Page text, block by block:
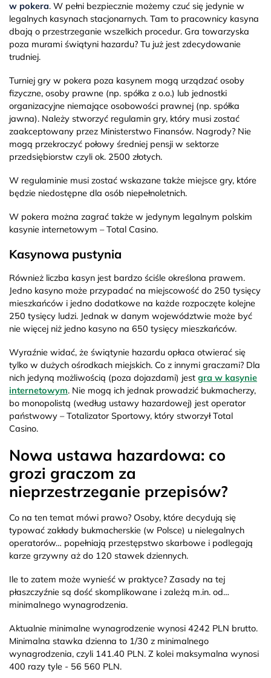
w pokera. W pełni bezpiecznie możemy czuć się jedynie w
legalnych kasynach stacjonarnych. Tam to pracownicy kasyna
dbają o przestrzeganie wszelkich procedur. Gra towarzyska
poza murami świątyni hazardu? Tu już jest zdecydowanie
trudniej.
Turniej gry w pokera poza kasynem mogą urządzać osoby
fizyczne, osoby prawne (np. spółka z o.o.) lub jednostki
organizacyjne niemające osobowości prawnej (np. spółka
jawna). Należy stworzyć regulamin gry, który musi zostać
zaakceptowany przez Ministerstwo Finansów. Nagrody? Nie
mogą przekroczyć połowy średniej pensji w sektorze
przedsiębiorstw czyli ok. 2500 złotych.
W regulaminie musi zostać wskazane także miejsce gry, które
będzie niedostępne dla osób niepełnoletnich.
W pokera można zagrać także w jedynym legalnym polskim
kasynie internetowym – Total Casino.
Kasynowa pustynia
Również liczba kasyn jest bardzo ściśle określona prawem.
Jedno kasyno może przypadać na miejscowość do 250 tysięcy
mieszkańców i jedno dodatkowe na każde rozpoczęte kolejne
250 tysięcy ludzi. Jednak w danym województwie może być
nie więcej niż jedno kasyno na 650 tysięcy mieszkańców.
Wyraźnie widać, że świątynie hazardu opłaca otwierać się
tylko w dużych ośrodkach miejskich. Co z innymi graczami? Dla
nich jedyną możliwością (poza dojazdami) jest gra w kasynie
internetowym. Nie mogą ich jednak prowadzić bukmacherzy,
bo monopolistą (według ustawy hazardowej) jest operator
państwowy – Totalizator Sportowy, który stworzył Total
Casino.
Nowa ustawa hazardowa: co
grozi graczom za
nieprzestrzeganie przepisów?
Co na ten temat mówi prawo? Osoby, które decydują się
typować zakłady bukmacherskie (w Polsce) u nielegalnych
operatorów… popełniają przestępstwo skarbowe i podlegają
karze grzywny aż do 120 stawek dziennych.
Ile to zatem może wynieść w praktyce? Zasady na tej
płaszczyźnie są dość skomplikowane i zależą m.in. od…
minimalnego wynagrodzenia.
Aktualnie minimalne wynagrodzenie wynosi 4242 PLN brutto.
Minimalna stawka dzienna to 1/30 z minimalnego
wynagrodzenia, czyli 141.40 PLN. Z kolei maksymalna wynosi
400 razy tyle - 56 560 PLN.